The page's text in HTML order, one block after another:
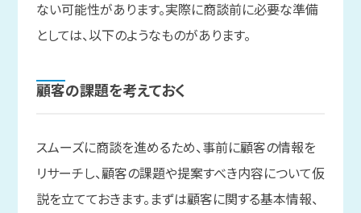
ない可能性があります。実際に商談前に必要な準備
としては、以下のようなものがあります。
顧客の課題を考えておく
スムーズに商談を進めるため、事前に顧客の情報を
リサーチし、顧客の課題や提案すべき内容について仮
説を立てておきます。まずは顧客に関する基本情報、